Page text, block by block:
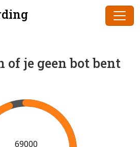
of je geen bot bent
72000